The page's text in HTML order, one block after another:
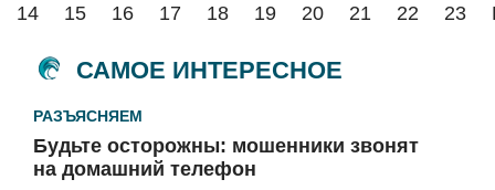
14 15 16 17 18 19 20 21 22 23
САМОЕ ИНТЕРЕСНОЕ
РАЗЪЯСНЯЕМ
Будьте осторожны: мошенники звонят
на домашний телефон